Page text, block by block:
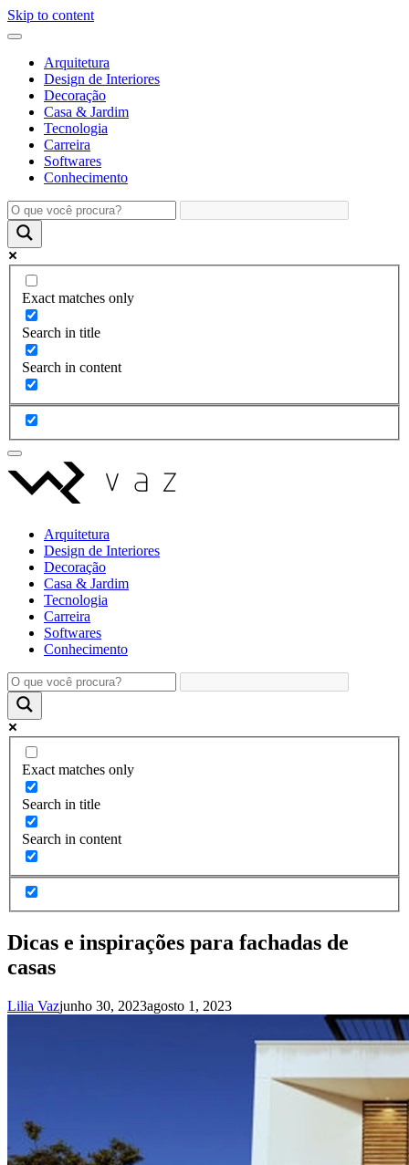
Skip to content
Arquitetura
Design de Interiores
Decoração
Casa & Jardim
Tecnologia
Carreira
Softwares
Conhecimento
Exact matches only
Search in title
Search in content
Arquitetura
Design de Interiores
Decoração
Casa & Jardim
Tecnologia
Carreira
Softwares
Conhecimento
Exact matches only
Search in title
Search in content
Dicas e inspirações para fachadas de
casas
Lilia Vazjunho 30, 2023agosto 1, 2023